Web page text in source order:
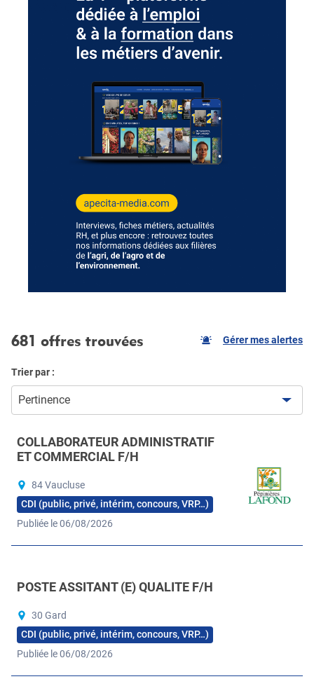
681 offres trouvées Gérer mes alertes
Trier par :
Pertinence
COLLABORATEUR ADMINISTRATIF
ET COMMERCIAL F/H
84 Vaucluse
CDI (public, privé, intérim, concours, VRP…)
Publiée le 06/08/2026
POSTE ASSITANT (E) QUALITE F/H
30 Gard
CDI (public, privé, intérim, concours, VRP…)
Publiée le 06/08/2026